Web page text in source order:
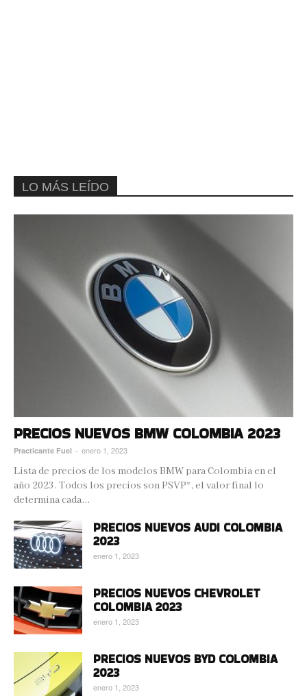
LO MÁS LEÍDO
PRECIOS NUEVOS BMW COLOMBIA 2023
Practicante Fuel - enero 1, 2023
Lista de precios de los modelos BMW para Colombia en el
año 2023. Todos los precios son PSVP*, el valor final lo
determina cada...
PRECIOS NUEVOS AUDI COLOMBIA
2023
enero 1, 2023
PRECIOS NUEVOS CHEVROLET
COLOMBIA 2023
enero 1, 2023
PRECIOS NUEVOS BYD COLOMBIA
2023
enero 1, 2023